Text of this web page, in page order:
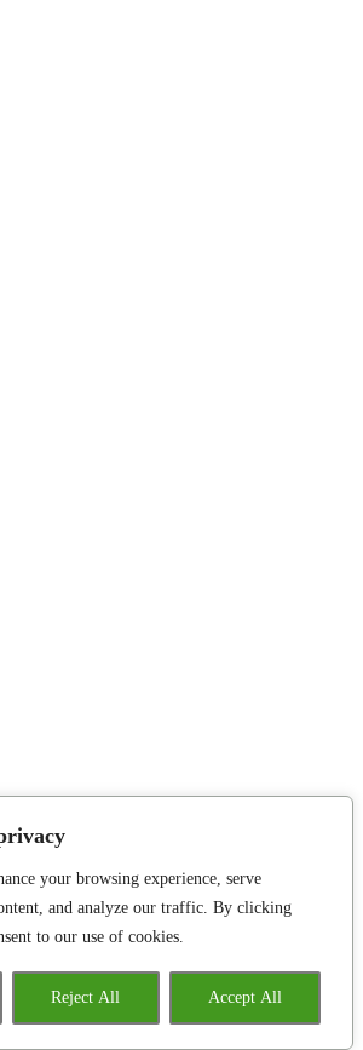
your browsing experience, serve
and analyze our traffic. By clicking
to our use of cookies.
Reject All Accept All